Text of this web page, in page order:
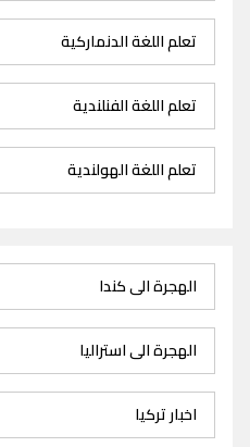
تعلم اللغة الدنماركية
تعلم اللغة الفنلندية
تعلم اللغة الهولندية
الهجرة الى كندا
الهجرة الى استراليا
اخبار تركيا